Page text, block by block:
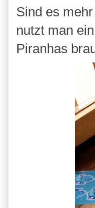
Sind es
nutzt man
Piranhas